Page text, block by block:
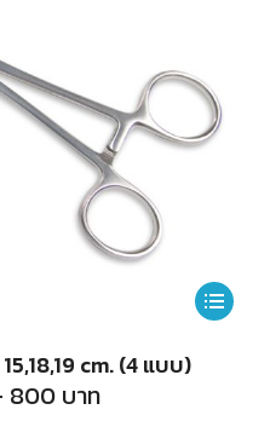
This
cm. (4 แบบ)
800 บาทPrice
range: